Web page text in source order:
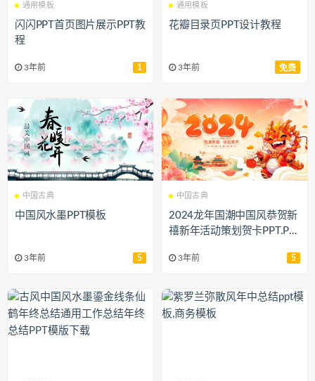
通用模板
闪闪PPT首页图片展示PPT教
程
3年前 1
通用模板
花瓣目录页PPT设计教程
3年前 免费
中国古典
中国风水墨PPT模板
3年前 5
中国古典
2024龙年国潮中国风恭贺新
禧新年活动策划贺卡PPT.PP
3年前 5